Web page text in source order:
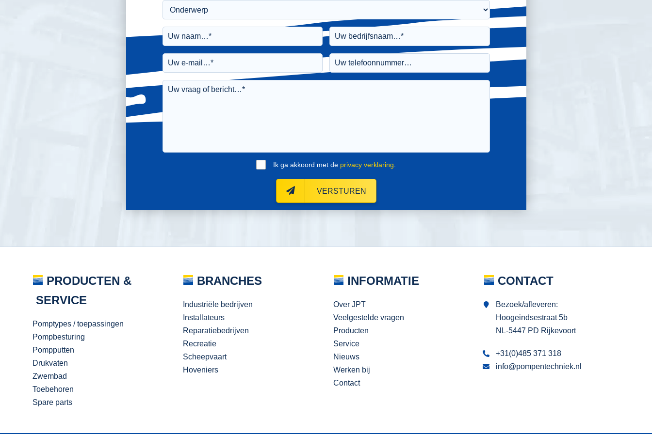
Ik ga akkoord met de privacy verklaring
VERSTUREN
PRODUCTEN &
SERVICE
Pomptypes / toepassingen
Pompbesturing
Pompputten
Drukvaten
Zwembad
Toebehoren
Spare parts
BRANCHES
Industriële bedrijven
Installateurs
Reparatiebedrijven
Recreatie
Scheepvaart
Hoveniers
INFORMATIE
Over JPT
Veelgestelde vragen
Producten
Service
Nieuws
Werken bij
Contact
CONTACT
Bezoek/afleveren:
Hoogeindsestraat 5b
NL-5447 PD Rijkevoort
+31(0)485 371 318
info@pompentechniek.nl